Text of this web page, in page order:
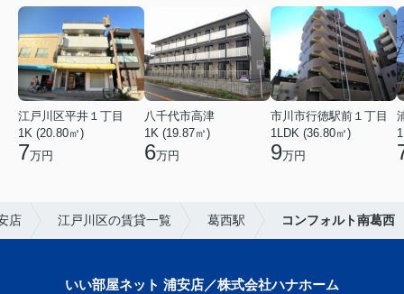
江戸川区平井１丁目
1K (20.80㎡)
7万円
八千代市高津
1K (19.87㎡)
6万円
市川市行徳駅前１丁目
1LDK (36.80㎡)
9万円
店 江戸川区の賃貸一覧 葛西駅 コンフォルト南葛西
いい部屋ネット 浦安店／株式会社ハナホーム